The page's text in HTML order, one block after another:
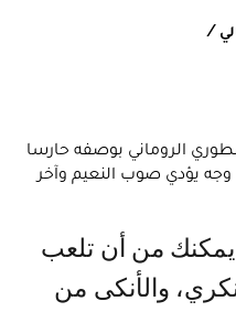
/
الروماني بوصفه حارسا
وجه يؤدي صوب النعيم وآخر
والأنكى من